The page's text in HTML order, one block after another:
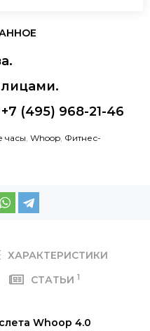
(495) 968-21-46
часы Whoop Фитнес-
ХАРАКТЕРИСТИКИ
СТАТЬИ 1
Whoop 4.0